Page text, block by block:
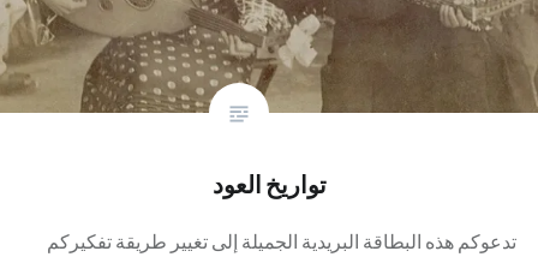
تواريخ العود
تدعوكم هذه البطاقة البريدية الجميلة إلى تغيير طريقة تفكيركم